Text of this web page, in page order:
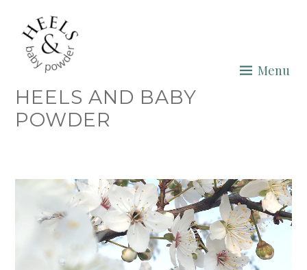
content
HEELS AND BABY
POWDER
Menu